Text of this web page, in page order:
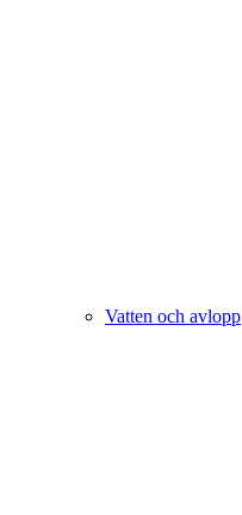
Vatten och avlopp